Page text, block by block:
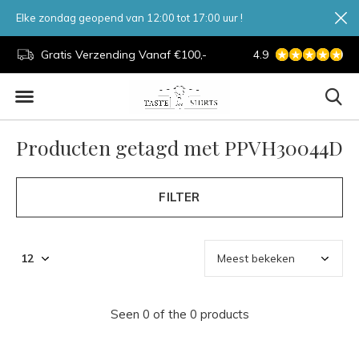
Gratis Verzending Vanaf €100,- 7 Dagen Per
4.9
Elke zondag geopend van 12:00 tot 17:00 uur !
Producten getagd met PPVH30044D
FILTER
Seen 0 of the 0 products